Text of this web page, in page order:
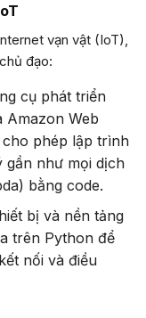
vạn vật (IoT),
đạo:
cụ phát triển
Amazon Web
phép lập trình
gần như mọi dịch
bằng code.
bị và nền tảng
trên Python để
nối và điều